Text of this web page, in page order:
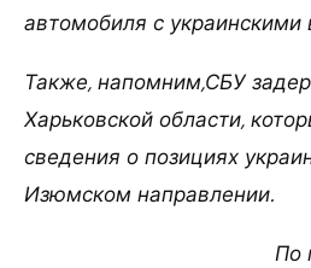
автомобиля с
Также, напомним,СБУ
Харьковской области,
сведения о позициях
Изюмском направлении.
По